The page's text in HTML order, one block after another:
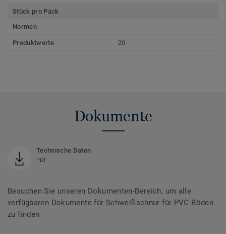
Stück pro Pack
Normen
-
Produktwerte 20
Dokumente
Technische Daten
PDF
Besuchen Sie unseren Dokumenten-Bereich, um alle
verfügbaren Dokumente für Schweißschnur für PVC-Böden
zu finden